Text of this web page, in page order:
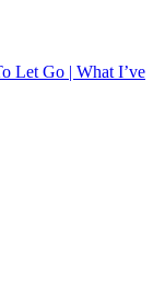
Let Go | What I’ve